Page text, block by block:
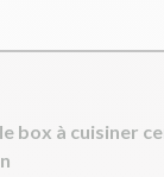
box à cuisiner